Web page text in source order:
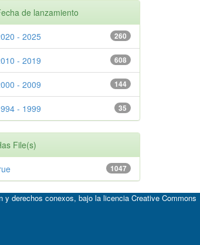
de lanzamiento
260
- 2025
608
- 2019
144
- 2009
35
- 1999
File(s)
1047
y derechos conexos, bajo la licencia Creative Commons